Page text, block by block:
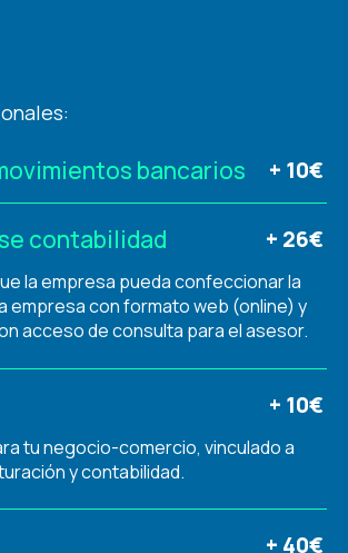
bancarios + 10€
contabilidad + 26€
la empresa pueda confeccionar la
empresa con formato web (online) y
acceso de consulta para el asesor.
+ 10€
tu negocio-comercio, vinculado a
y contabilidad.
+ 40€